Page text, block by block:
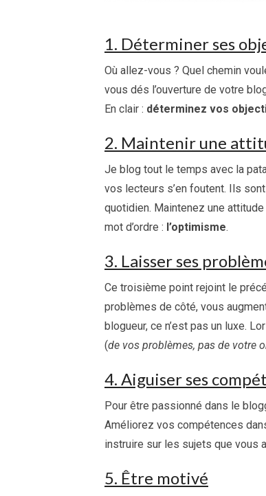
1. Déterminer ses
Où allez-vous ? Quel chemin
vous dés l’ouverture de votre
En clair : déterminez vos
2. Maintenir une
Je blog tout le temps avec la
vos lecteurs s’en foutent. Ils
quotidien. Maintenez une
mot d’ordre : l’optimisme.
3. Laisser ses
Ce troisième point rejoint le
problèmes de côté, vous
blogueur, ce n’est pas un luxe.
(de vos problèmes, pas de votre
4. Aiguiser ses
Pour être passionné dans le
Améliorez vos compétences
instruire sur les sujets que vous
5. Être motivé